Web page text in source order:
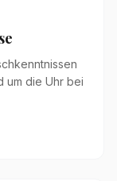
um die Uhr bei